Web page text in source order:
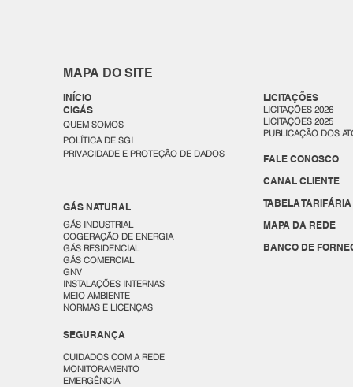
MAPA DO SITE
LICITAÇÕES
LICITAÇÕES 2026
LICITAÇÕES 2025
PUBLICAÇÃO DOS
INÍCIO
CIGÁS
QUEM SOMOS
FALE CONOSCO
CANAL CLIENTE
TABELA TARIFÁRIA
MAPA DA REDE
BANCO DE
GÁS NATURAL
POLÍTICA DE SGI
PRIVACIDADE E PROTEÇÃO DE DADOS
GÁS INDUSTRIAL
COGERAÇÃO DE ENERGIA
GÁS RESIDENCIAL
GÁS COMERCIAL
GNV
INSTALAÇÕES INTERNAS
MEIO AMBIENTE
NORMAS E LICENÇAS
SEGURANÇA
CUIDADOS COM A REDE
MONITORAMENTO
EMERGÊNCIA